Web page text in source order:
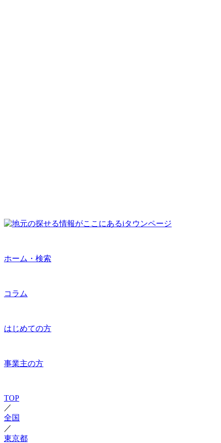
ホーム・検索
コラム
はじめての方
事業主の方
TOP
／
全国
／
東京都